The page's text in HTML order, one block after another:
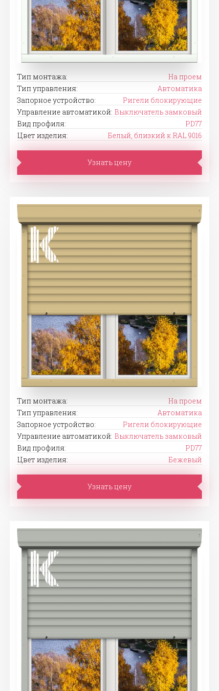
Тип монтажа:
На проем
Тип управления:
Автоматика
Запорное устройство:
Ригели блокирующие
Управление автоматикой: Выключатель замковый
Вид профиля:
PD77
Цвет изделия:
Белый, близкий к RAL 9016
Узнать цену
Тип монтажа:
На проем
Тип управления:
Автоматика
Запорное устройство:
Ригели блокирующие
Управление автоматикой: Выключатель замковый
Вид профиля:
PD77
Цвет изделия:
Бежевый
Узнать цену